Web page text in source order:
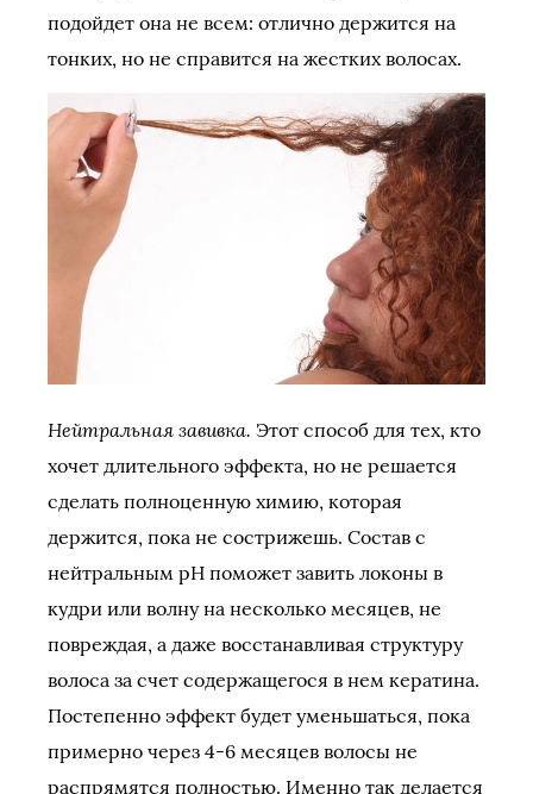
подойдет она не всем: отлично держится на
тонких, но не справится на жестких волосах.
Нейтральная завивка. Этот способ для тех, кто
хочет длительного эффекта, но не решается
сделать полноценную химию, которая
держится, пока не сострижешь. Состав с
нейтральным pH поможет завить локоны в
кудри или волну на несколько месяцев, не
повреждая, а даже восстанавливая структуру
волоса за счет содержащегося в нем кератина.
Постепенно эффект будет уменьшаться, пока
примерно через 4-6 месяцев волосы не
распрямятся полностью. Именно так делается